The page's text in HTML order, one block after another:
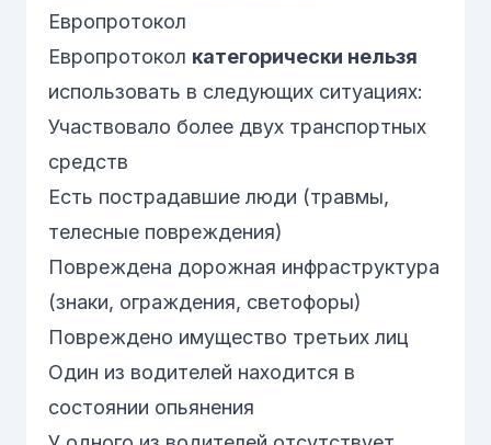
Европротокол
Европротокол категорически нельзя
использовать в следующих ситуациях:
Участвовало более двух транспортных
средств
Есть пострадавшие люди (травмы,
телесные повреждения)
Повреждена дорожная инфраструктура
(знаки, ограждения, светофоры)
Повреждено имущество третьих лиц
Один из водителей находится в
состоянии опьянения